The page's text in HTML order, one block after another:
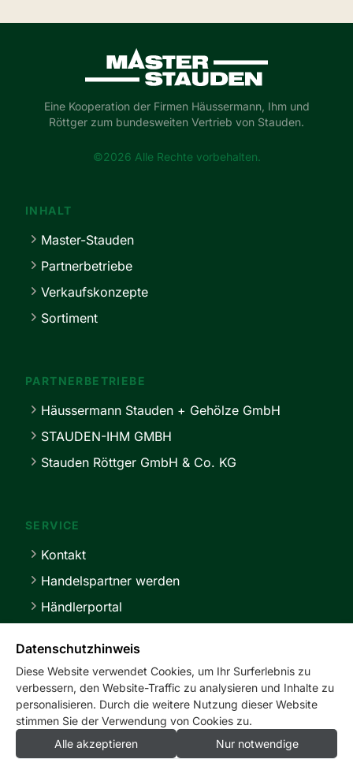
Master-Stauden
Eine Kooperation der Firmen Häussermann, Ihm und
Röttger zum bundesweiten Vertrieb von Stauden.
©2026 Alle Rechte vorbehalten.
INHALT
Master-Stauden
Partnerbetriebe
Verkaufskonzepte
Sortiment
PARTNERBETRIEBE
Häussermann Stauden + Gehölze GmbH
STAUDEN-IHM GMBH
Stauden Röttger GmbH & Co. KG
SERVICE
Kontakt
Handelspartner werden
Händlerportal
service@master-stauden.de
Datenschutzhinweis
Diese Website verwendet Cookies, um Ihr Surferlebnis zu
verbessern, den Website-Traffic zu analysieren und Inhalte zu
personalisieren. Durch die weitere Nutzung dieser Website
stimmen Sie der Verwendung von Cookies zu.
Alle akzeptieren
Nur notwendige